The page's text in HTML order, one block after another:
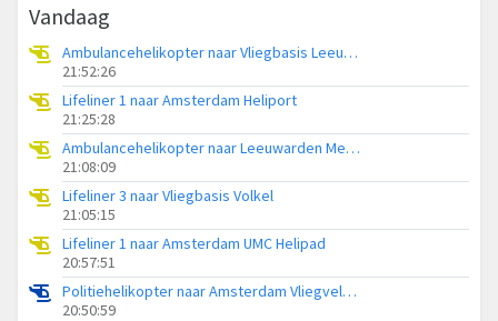
Vandaag
Ambulancehelikopter naar Vliegbasis Leeuwarden
21:52:26
Lifeliner 1 naar Amsterdam Heliport
21:25:28
Ambulancehelikopter naar Leeuwarden Medical Center Heliport
21:08:09
Lifeliner 3 naar Vliegbasis Volkel
21:05:15
Lifeliner 1 naar Amsterdam UMC Helipad
20:57:51
Politiehelikopter naar Amsterdam Vliegveld Schiphol
20:50:59